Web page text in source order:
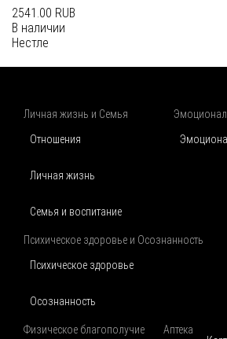
2541.00 RUB
В наличии
Нестле
Личная жизнь и Семья
Отношения
Личная жизнь
Семья и воспитание
Психическое здоровье и Осознанность
Психическое здоровье
Осознанность
Физическое благополучие
Аптека